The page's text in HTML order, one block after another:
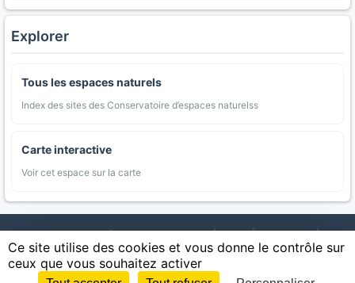
Explorer
Tous les espaces naturels
Index des sites des Conservatoire d’espaces naturelss
Carte interactive
Voir cet espace sur la carte
AgriMap — Données agricoles ouvertes | Carte | Communes |
Appellations | Regions | Cultures | Zones protégées | Forets |
Littoral | Espaces naturels | Statistiques
| Confidentialite | CGU | CGV Cookies
Ce site utilise des cookies et vous donne le contrôle sur
ceux que vous souhaitez activer